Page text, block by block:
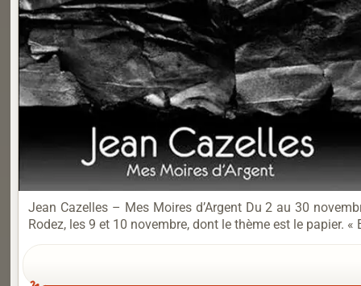
Jean Cazelles – Mes Moires d’Argent Du 2 au 30
Rodez, les 9 et 10 novembre, dont le thème est le papier.